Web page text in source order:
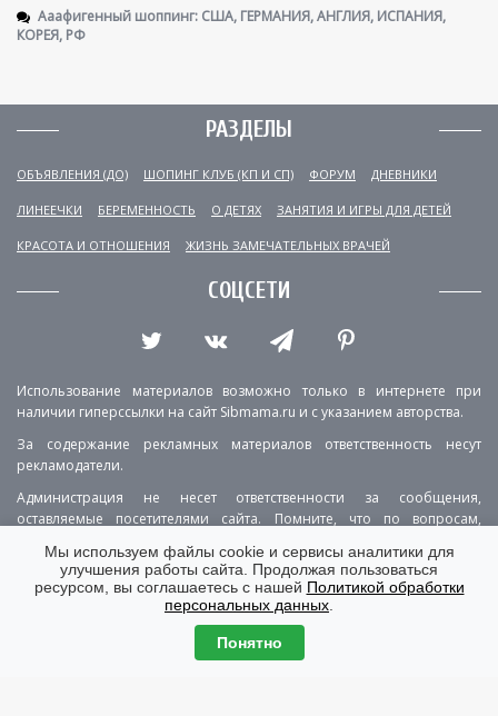
Ааафигенный шоппинг: США, ГЕРМАНИЯ, АНГЛИЯ, ИСПАНИЯ,
КОРЕЯ, РФ
РАЗДЕЛЫ
ОБЪЯВЛЕНИЯ (ДО) ШОПИНГ КЛУБ (КП И СП) ФОРУМ ДНЕВНИКИ
ЛИНЕЕЧКИ БЕРЕМЕННОСТЬ О ДЕТЯХ ЗАНЯТИЯ И ИГРЫ ДЛЯ ДЕТЕЙ
КРАСОТА И ОТНОШЕНИЯ ЖИЗНЬ ЗАМЕЧАТЕЛЬНЫХ ВРАЧЕЙ
СОЦСЕТИ
Использование материалов возможно только в интернете при
наличии гиперссылки на сайт Sibmama.ru и с указанием авторства.
За содержание рекламных материалов ответственность несут
рекламодатели.
Администрация не несет ответственности за сообщения,
оставляемые посетителями сайта. Помните, что по вопросам,
РЕКЛАМА О ПРОЕКТЕ
КОНТАКТЫ
ПОЛИТИКА КОНФИДЕНЦИАЛЬНОСТИ
ВЕРСИЯ ДЛЯ КОМПЬЮТЕРА
Мы используем файлы cookie и сервисы аналитики для
улучшения работы сайта. Продолжая пользоваться
ресурсом, вы соглашаетесь с нашей Политикой обработки
персональных данных
Понятно